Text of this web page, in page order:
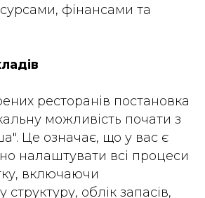
фінансами та
ресторанів постановка
можливість почати з
Це означає, що у вас є
налаштувати всі процеси
включаючи
облік запасів,